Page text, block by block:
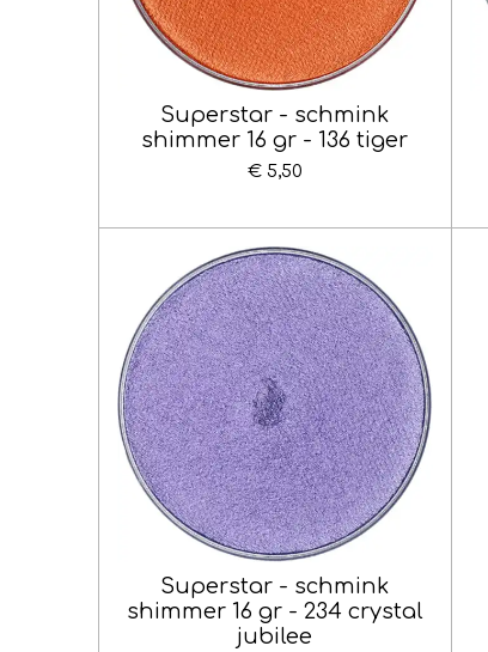
Superstar - schmink
shimmer 16 gr - 136 tiger
€ 5,50
Superstar - schmink
shimmer 16 gr - 234 crystal
jubilee